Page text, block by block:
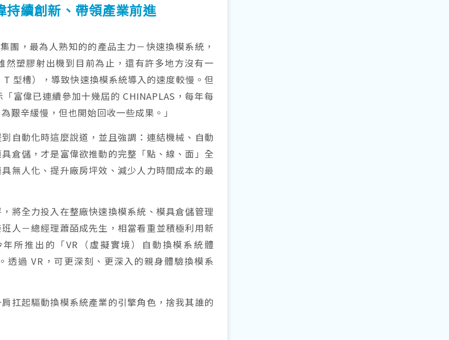
持續創新、帶領產業前進
團，最為人熟知的的產品主力－快速換模系統，
然塑膠射出機到目前為止，還有許多地方沒有一
型槽），導致快速換模系統導入的速度較慢。但
富偉已連續參加十幾屆的 CHINAPLAS，每年每
艱辛緩慢，但也開始回收一些成果。」
自動化時這麼說道，並且強調：連結機械、自動
倉儲，才是富偉欲推動的完整「點、線、面」全
無人化、提升廠房坪效、減少人力時間成本的最
將全力投入在整廠快速換模系統、模具倉儲管理
人－總經理蕭皕成先生，相當看重並積極利用新
所推出的「VR（虛擬實境）自動換模系統體
透過 VR，可更深刻、更深入的親身體驗換模系
扛起驅動換模系統產業的引擎角色，捨我其誰的